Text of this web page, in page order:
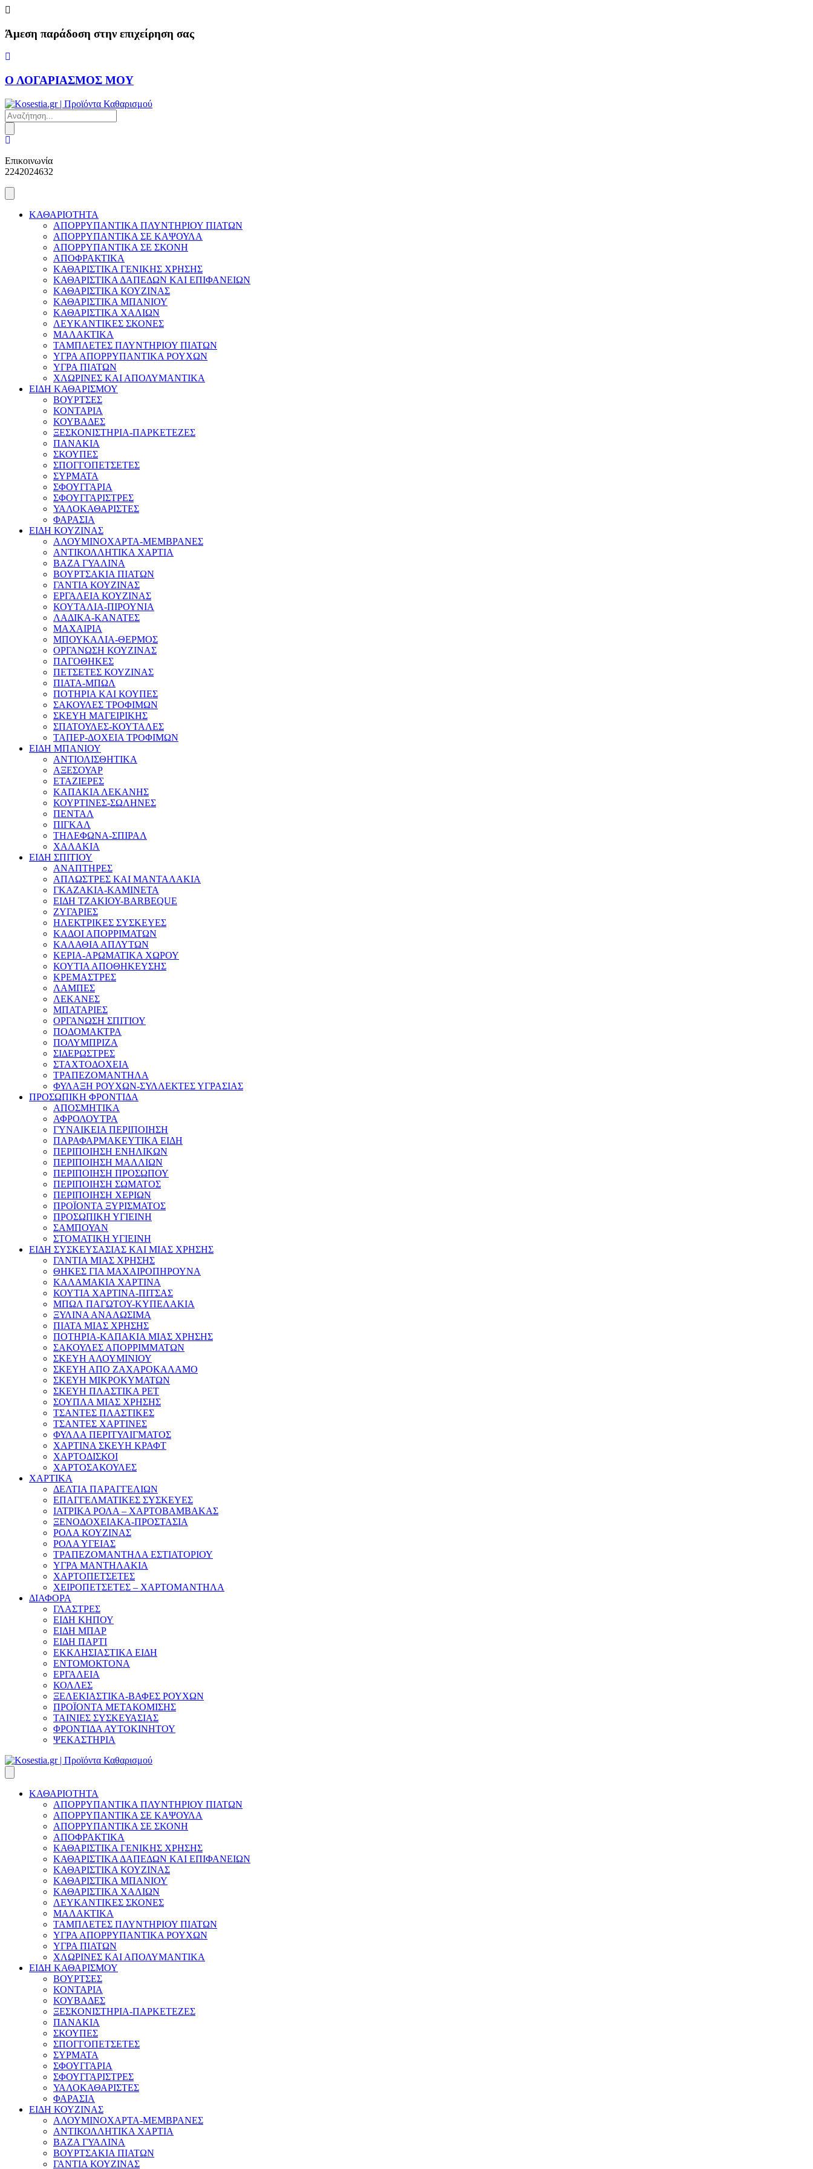
Skip
content
Άμεση παράδοση στην επιχείρηση σας
Ο ΛΟΓΑΡΙΑΣΜΟΣ ΜΟΥ
Products
search
Επικοινωνία
2242024632
ΚΑΘΑΡΙΟΤΗΤΑ
ΑΠΟΡΡΥΠΑΝΤΙΚΑ ΠΛΥΝΤΗΡΙΟΥ ΠΙΑΤΩΝ
ΑΠΟΡΡΥΠΑΝΤΙΚΑ ΣΕ ΚΑΨΟΥΛΑ
ΑΠΟΡΡΥΠΑΝΤΙΚΑ ΣΕ ΣΚΟΝΗ
ΑΠΟΦΡΑΚΤΙΚΑ
ΚΑΘΑΡΙΣΤΙΚΑ ΓΕΝΙΚΗΣ ΧΡΗΣΗΣ
ΚΑΘΑΡΙΣΤΙΚΑ ΔΑΠΕΔΩΝ ΚΑΙ ΕΠΙΦΑΝΕΙΩΝ
ΚΑΘΑΡΙΣΤΙΚΑ ΚΟΥΖΙΝΑΣ
ΚΑΘΑΡΙΣΤΙΚΑ ΜΠΑΝΙΟΥ
ΚΑΘΑΡΙΣΤΙΚΑ ΧΑΛΙΩΝ
ΛΕΥΚΑΝΤΙΚΕΣ ΣΚΟΝΕΣ
ΜΑΛΑΚΤΙΚΑ
ΤΑΜΠΛΕΤΕΣ ΠΛΥΝΤΗΡΙΟΥ ΠΙΑΤΩΝ
ΥΓΡΑ ΑΠΟΡΡΥΠΑΝΤΙΚΑ ΡΟΥΧΩΝ
ΥΓΡΑ ΠΙΑΤΩΝ
ΧΛΩΡΙΝΕΣ ΚΑΙ ΑΠΟΛΥΜΑΝΤΙΚΑ
ΕΙΔΗ ΚΑΘΑΡΙΣΜΟΥ
ΒΟΥΡΤΣΕΣ
ΚΟΝΤΑΡΙΑ
ΚΟΥΒΑΔΕΣ
ΞΕΣΚΟΝΙΣΤΗΡΙΑ-ΠΑΡΚΕΤΕΖΕΣ
ΠΑΝΑΚΙΑ
ΣΚΟΥΠΕΣ
ΣΠΟΓΓΟΠΕΤΣΕΤΕΣ
ΣΥΡΜΑΤΑ
ΣΦΟΥΓΓΑΡΙΑ
ΣΦΟΥΓΓΑΡΙΣΤΡΕΣ
ΥΑΛΟΚΑΘΑΡΙΣΤΕΣ
ΦΑΡΑΣΙΑ
ΕΙΔΗ ΚΟΥΖΙΝΑΣ
ΑΛΟΥΜΙΝΟΧΑΡΤΑ-ΜΕΜΒΡΑΝΕΣ
ΑΝΤΙΚΟΛΛΗΤΙΚΑ ΧΑΡΤΙΑ
ΒΑΖΑ ΓΥΑΛΙΝΑ
ΒΟΥΡΤΣΑΚΙΑ ΠΙΑΤΩΝ
ΓΑΝΤΙΑ ΚΟΥΖΙΝΑΣ
ΕΡΓΑΛΕΙΑ ΚΟΥΖΙΝΑΣ
ΚΟΥΤΑΛΙΑ-ΠΙΡΟΥΝΙΑ
ΛΑΔΙΚΑ-ΚΑΝΑΤΕΣ
ΜΑΧΑΙΡΙΑ
ΜΠΟΥΚΑΛΙΑ-ΘΕΡΜΟΣ
ΟΡΓΑΝΩΣΗ ΚΟΥΖΙΝΑΣ
ΠΑΓΟΘΗΚΕΣ
ΠΕΤΣΕΤΕΣ ΚΟΥΖΙΝΑΣ
ΠΙΑΤΑ-ΜΠΩΛ
ΠΟΤΗΡΙΑ ΚΑΙ ΚΟΥΠΕΣ
ΣΑΚΟΥΛΕΣ ΤΡΟΦΙΜΩΝ
ΣΚΕΥΗ ΜΑΓΕΙΡΙΚΗΣ
ΣΠΑΤΟΥΛΕΣ-ΚΟΥΤΑΛΕΣ
ΤΑΠΕΡ-ΔΟΧΕΙΑ ΤΡΟΦΙΜΩΝ
ΕΙΔΗ ΜΠΑΝΙΟΥ
ΑΝΤΙΟΛΙΣΘΗΤΙΚΑ
ΑΞΕΣΟΥΑΡ
ΕΤΑΖΙΕΡΕΣ
ΚΑΠΑΚΙΑ ΛΕΚΑΝΗΣ
ΚΟΥΡΤΙΝΕΣ-ΣΩΛΗΝΕΣ
ΠΕΝΤΑΛ
ΠΙΓΚΑΛ
ΤΗΛΕΦΩΝΑ-ΣΠΙΡΑΛ
ΧΑΛΑΚΙΑ
ΕΙΔΗ ΣΠΙΤΙΟΥ
ΑΝΑΠΤΗΡΕΣ
ΑΠΛΩΣΤΡΕΣ ΚΑΙ ΜΑΝΤΑΛΑΚΙΑ
ΓΚΑΖΑΚΙΑ-ΚΑΜΙΝΕΤΑ
ΕΙΔΗ ΤΖΑΚΙΟΥ-BARBEQUE
ΖΥΓΑΡΙΕΣ
ΗΛΕΚΤΡΙΚΕΣ ΣΥΣΚΕΥΕΣ
ΚΑΔΟΙ ΑΠΟΡΡΙΜΑΤΩΝ
ΚΑΛΑΘΙΑ ΑΠΛΥΤΩΝ
ΚΕΡΙΑ-ΑΡΩΜΑΤΙΚΑ ΧΩΡΟΥ
ΚΟΥΤΙΑ ΑΠΟΘΗΚΕΥΣΗΣ
ΚΡΕΜΑΣΤΡΕΣ
ΛΑΜΠΕΣ
ΛΕΚΑΝΕΣ
ΜΠΑΤΑΡΙΕΣ
ΟΡΓΑΝΩΣΗ ΣΠΙΤΙΟΥ
ΠΟΔΟΜΑΚΤΡΑ
ΠΟΛΥΜΠΡΙΖΑ
ΣΙΔΕΡΩΣΤΡΕΣ
ΣΤΑΧΤΟΔΟΧΕΙΑ
ΤΡΑΠΕΖΟΜΑΝΤΗΛΑ
ΦΥΛΑΞΗ ΡΟΥΧΩΝ-ΣΥΛΛΕΚΤΕΣ ΥΓΡΑΣΙΑΣ
ΠΡΟΣΩΠΙΚΗ ΦΡΟΝΤΙΔΑ
ΑΠΟΣΜΗΤΙΚΑ
ΑΦΡΟΛΟΥΤΡΑ
ΓΥΝΑΙΚΕΙΑ ΠΕΡΙΠΟΙΗΣΗ
ΠΑΡΑΦΑΡΜΑΚΕΥΤΙΚΑ ΕΙΔΗ
ΠΕΡΙΠΟΙΗΣΗ ΕΝΗΛΙΚΩΝ
ΠΕΡΙΠΟΙΗΣΗ ΜΑΛΛΙΩΝ
ΠΕΡΙΠΟΙΗΣΗ ΠΡΟΣΩΠΟΥ
ΠΕΡΙΠΟΙΗΣΗ ΣΩΜΑΤΟΣ
ΠΕΡΙΠΟΙΗΣΗ ΧΕΡΙΩΝ
ΠΡΟΪΟΝΤΑ ΞΥΡΙΣΜΑΤΟΣ
ΠΡΟΣΩΠΙΚΗ ΥΓΙΕΙΝΗ
ΣΑΜΠΟΥΑΝ
ΣΤΟΜΑΤΙΚΗ ΥΓΙΕΙΝΗ
ΕΙΔΗ ΣΥΣΚΕΥΣΑΣΙΑΣ ΚΑΙ ΜΙΑΣ ΧΡΗΣΗΣ
ΓΑΝΤΙΑ ΜΙΑΣ ΧΡΗΣΗΣ
ΘΗΚΕΣ ΓΙΑ ΜΑΧΑΙΡΟΠΗΡΟΥΝΑ
ΚΑΛΑΜΑΚΙΑ ΧΑΡΤΙΝΑ
ΚΟΥΤΙΑ ΧΑΡΤΙΝΑ-ΠΙΤΣΑΣ
ΜΠΩΛ ΠΑΓΩΤΟΥ-ΚΥΠΕΛΑΚΙΑ
ΞΥΛΙΝΑ ΑΝΑΛΩΣΙΜΑ
ΠΙΑΤΑ ΜΙΑΣ ΧΡΗΣΗΣ
ΠΟΤΗΡΙΑ-ΚΑΠΑΚΙΑ ΜΙΑΣ ΧΡΗΣΗΣ
ΣΑΚΟΥΛΕΣ ΑΠΟΡΡΙΜΜΑΤΩΝ
ΣΚΕΥΗ ΑΛΟΥΜΙΝΙΟΥ
ΣΚΕΥΗ ΑΠΟ ΖΑΧΑΡΟΚΑΛΑΜΟ
ΣΚΕΥΗ ΜΙΚΡΟΚΥΜΑΤΩΝ
ΣΚΕΥΗ ΠΛΑΣΤΙΚΑ PET
ΣΟΥΠΛΑ ΜΙΑΣ ΧΡΗΣΗΣ
ΤΣΑΝΤΕΣ ΠΛΑΣΤΙΚΕΣ
ΤΣΑΝΤΕΣ ΧΑΡΤΙΝΕΣ
ΦΥΛΛΑ ΠΕΡΙΤΥΛΙΓΜΑΤΟΣ
ΧΑΡΤΙΝΑ ΣΚΕΥΗ ΚΡΑΦΤ
ΧΑΡΤΟΔΙΣΚΟΙ
ΧΑΡΤΟΣΑΚΟΥΛΕΣ
ΧΑΡΤΙΚΑ
ΔΕΛΤΙΑ ΠΑΡΑΓΓΕΛΙΩΝ
ΕΠΑΓΓΕΛΜΑΤΙΚΕΣ ΣΥΣΚΕΥΕΣ
ΙΑΤΡΙΚΑ ΡΟΛΑ – ΧΑΡΤΟΒΑΜΒΑΚΑΣ
ΞΕΝΟΔΟΧΕΙΑΚΑ-ΠΡΟΣΤΑΣΙΑ
ΡΟΛΑ ΚΟΥΖΙΝΑΣ
ΡΟΛΑ ΥΓΕΙΑΣ
ΤΡΑΠΕΖΟΜΑΝΤΗΛΑ ΕΣΤΙΑΤΟΡΙΟΥ
ΥΓΡΑ ΜΑΝΤΗΛΑΚΙΑ
ΧΑΡΤΟΠΕΤΣΕΤΕΣ
ΧΕΙΡΟΠΕΤΣΕΤΕΣ – ΧΑΡΤΟΜΑΝΤΗΛΑ
ΔΙΑΦΟΡΑ
ΓΛΑΣΤΡΕΣ
ΕΙΔΗ ΚΗΠΟΥ
ΕΙΔΗ ΜΠΑΡ
ΕΙΔΗ ΠΑΡΤΙ
ΕΚΚΛΗΣΙΑΣΤΙΚΑ ΕΙΔΗ
ΕΝΤΟΜΟΚΤΟΝΑ
ΕΡΓΑΛΕΙΑ
ΚΟΛΛΕΣ
ΞΕΛΕΚΙΑΣΤΙΚΑ-ΒΑΦΕΣ ΡΟΥΧΩΝ
ΠΡΟΪΟΝΤΑ ΜΕΤΑΚΟΜΙΣΗΣ
ΤΑΙΝΙΕΣ ΣΥΣΚΕΥΑΣΙΑΣ
ΦΡΟΝΤΙΔΑ ΑΥΤΟΚΙΝΗΤΟΥ
ΨΕΚΑΣΤΗΡΙΑ
ΚΑΘΑΡΙΟΤΗΤΑ
ΑΠΟΡΡΥΠΑΝΤΙΚΑ ΠΛΥΝΤΗΡΙΟΥ ΠΙΑΤΩΝ
ΑΠΟΡΡΥΠΑΝΤΙΚΑ ΣΕ ΚΑΨΟΥΛΑ
ΑΠΟΡΡΥΠΑΝΤΙΚΑ ΣΕ ΣΚΟΝΗ
ΑΠΟΦΡΑΚΤΙΚΑ
ΚΑΘΑΡΙΣΤΙΚΑ ΓΕΝΙΚΗΣ ΧΡΗΣΗΣ
ΚΑΘΑΡΙΣΤΙΚΑ ΔΑΠΕΔΩΝ ΚΑΙ ΕΠΙΦΑΝΕΙΩΝ
ΚΑΘΑΡΙΣΤΙΚΑ ΚΟΥΖΙΝΑΣ
ΚΑΘΑΡΙΣΤΙΚΑ ΜΠΑΝΙΟΥ
ΚΑΘΑΡΙΣΤΙΚΑ ΧΑΛΙΩΝ
ΛΕΥΚΑΝΤΙΚΕΣ ΣΚΟΝΕΣ
ΜΑΛΑΚΤΙΚΑ
ΤΑΜΠΛΕΤΕΣ ΠΛΥΝΤΗΡΙΟΥ ΠΙΑΤΩΝ
ΥΓΡΑ ΑΠΟΡΡΥΠΑΝΤΙΚΑ ΡΟΥΧΩΝ
ΥΓΡΑ ΠΙΑΤΩΝ
ΧΛΩΡΙΝΕΣ ΚΑΙ ΑΠΟΛΥΜΑΝΤΙΚΑ
ΕΙΔΗ ΚΑΘΑΡΙΣΜΟΥ
ΒΟΥΡΤΣΕΣ
ΚΟΝΤΑΡΙΑ
ΚΟΥΒΑΔΕΣ
ΞΕΣΚΟΝΙΣΤΗΡΙΑ-ΠΑΡΚΕΤΕΖΕΣ
ΠΑΝΑΚΙΑ
ΣΚΟΥΠΕΣ
ΣΠΟΓΓΟΠΕΤΣΕΤΕΣ
ΣΥΡΜΑΤΑ
ΣΦΟΥΓΓΑΡΙΑ
ΣΦΟΥΓΓΑΡΙΣΤΡΕΣ
ΥΑΛΟΚΑΘΑΡΙΣΤΕΣ
ΦΑΡΑΣΙΑ
ΕΙΔΗ ΚΟΥΖΙΝΑΣ
ΑΛΟΥΜΙΝΟΧΑΡΤΑ-ΜΕΜΒΡΑΝΕΣ
ΑΝΤΙΚΟΛΛΗΤΙΚΑ ΧΑΡΤΙΑ
ΒΑΖΑ ΓΥΑΛΙΝΑ
ΒΟΥΡΤΣΑΚΙΑ ΠΙΑΤΩΝ
ΓΑΝΤΙΑ ΚΟΥΖΙΝΑΣ